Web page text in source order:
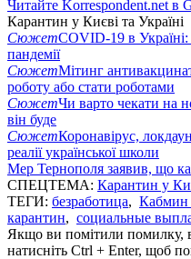
Читайте Korrespondent.net в
Карантин у Києві та Україні
СюжетCOVID-19 в
пандемії
СюжетМітинг
роботу або стати роботами
СюжетЧи варто чекати на
він буде
СюжетКоронавірус,
реалії української школи
Мер Тернополя заявив, що
СПЕЦТЕМА: Карантин у
ТЕГИ: безработица,
карантин, социальные
Якщо ви помітили помилку,
натисніть Ctrl + Enter, щоб